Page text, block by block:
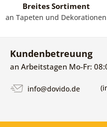
Breites Sortiment
an Tapeten und Dekorationen
Kundenbetreuung
an Arbeitstagen Mo-Fr:
info@dovido.de